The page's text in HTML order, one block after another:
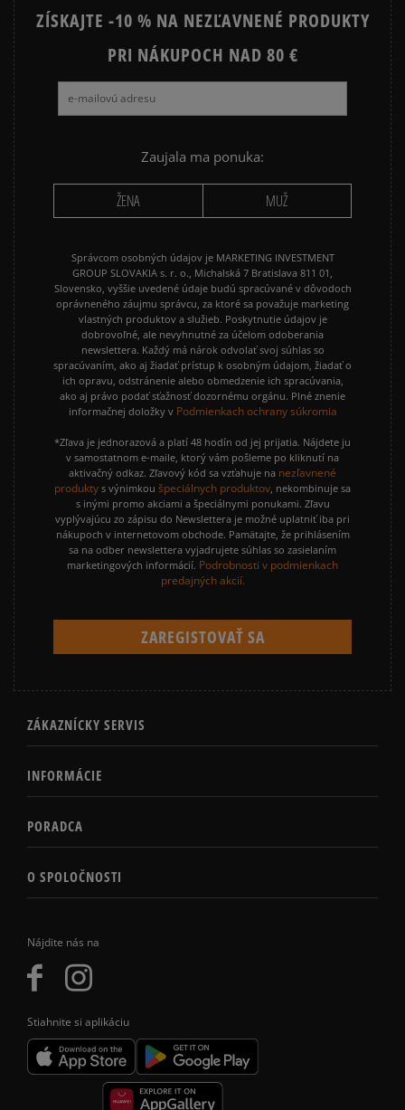
Nájdite nás na
Stiahnite si aplikáciu
ZÍSKAJTE -10 % NA NEZĽAVNENÉ PRODUKTY
PRI NÁKUPOCH NAD 80 €
Zaujala ma ponuka:
ŽENA MUŽ
Správcom osobných údajov je MARKETING INVESTMENT
GROUP SLOVAKIA s. r. o., Michalská 7 Bratislava 811 01,
Slovensko, vyššie uvedené údaje budú spracúvané v dôvodoch
oprávneného záujmu správcu, za ktoré sa považuje marketing
vlastných produktov a služieb. Poskytnutie údajov je
dobrovoľné, ale nevyhnutné za účelom odoberania
newslettera. Každý má nárok odvolať svoj súhlas so
spracúvaním, ako aj žiadať prístup k osobným údajom, žiadať o
ich opravu, odstránenie alebo obmedzenie ich spracúvania,
ako aj právo podať sťažnosť dozornému orgánu. Plné znenie
informačnej doložky v Podmienkach ochrany súkromia
*Zľava je jednorazová a platí 48 hodín od jej prijatia. Nájdete ju
v samostatnom e-maile, ktorý vám pošleme po kliknutí na
aktivačný odkaz. Zľavový kód sa vzťahuje na nezľavnené
produkty s výnimkou špeciálnych produktov, nekombinuje sa
s inými promo akciami a špeciálnymi ponukami. Zľavu
vyplývajúcu zo zápisu do Newslettera je možné uplatniť iba pri
nákupoch v internetovom obchode. Pamätajte, že prihlásením
sa na odber newslettera vyjadrujete súhlas so zasielaním
marketingových informácií. Podrobnosti v podmienkach
predajných akcií.
ZÁKAZNÍCKY SERVIS
INFORMÁCIE
PORADCA
O SPOLOČNOSTI